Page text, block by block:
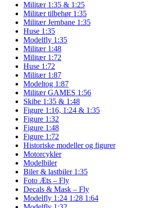
Militær 1:35 & 1:25
Militær tilbehør 1:35
Militær Jernbane 1:35
Huse 1:35
Modelfly 1:35
Militær 1:48
Militær 1:72
Huse 1:72
Militær 1:87
Modeltog 1:87
Militær GAMES 1:56
Skibe 1:35 & 1:48
Figure 1:16, 1:24 & 1:35
Figure 1:32
Figure 1:48
Figure 1:72
Historiske modeller og figurer
Motorcykler
Modelbiler
Biler & lastbiler 1:35
Foto Æts – Fly
Decals & Mask – Fly
Modelfly 1:24 1:28 1:64